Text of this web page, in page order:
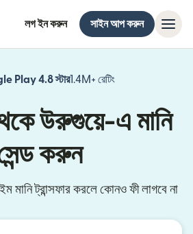
লগ ইন করুন সাইন আপ করুন
Play 4.8 স্টার1.4M+ রেটিং
উরুগুয়ে-এ মানি
করুন
মানি ট্রান্সফার করলে কোনও ফী লাগবে না